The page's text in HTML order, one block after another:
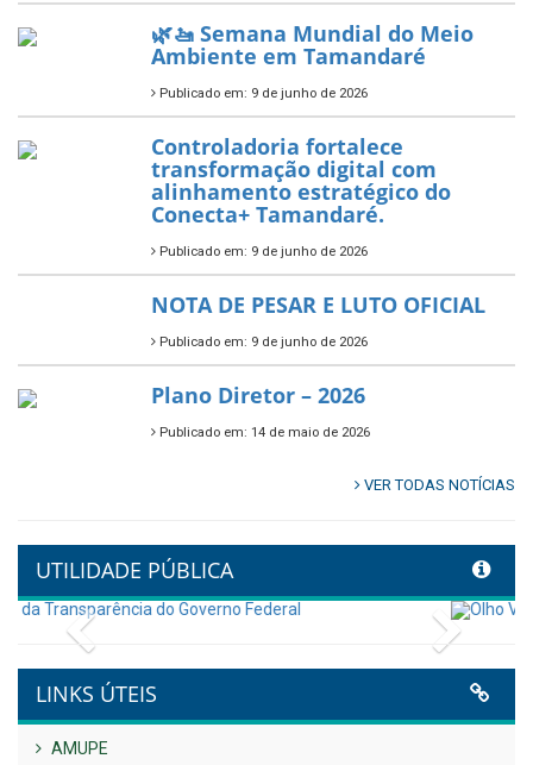
Prefeitura de Tamandaré busca
novos investimentos para
fortalecer a saúde pública do
município.
Publicado em: 10 de junho de 2026
Prefeitura de Tamandaré abre
inscrições para o Festival
Multicultural PNAB 2026
🌳🌱 Projeto Arborização Urbana!
🌿🚤 Semana Mundial do Meio
Publicado em: 9 de junho de 2026
Controladoria fortalece
transformação digital com
alinhamento estratégico do
Conecta+ Tamandaré.
NOTA DE PESAR E LUTO OFICIAL